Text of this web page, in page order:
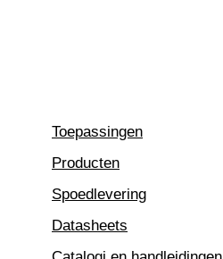
Toepassingen
Producten
Spoedlevering
Datasheets